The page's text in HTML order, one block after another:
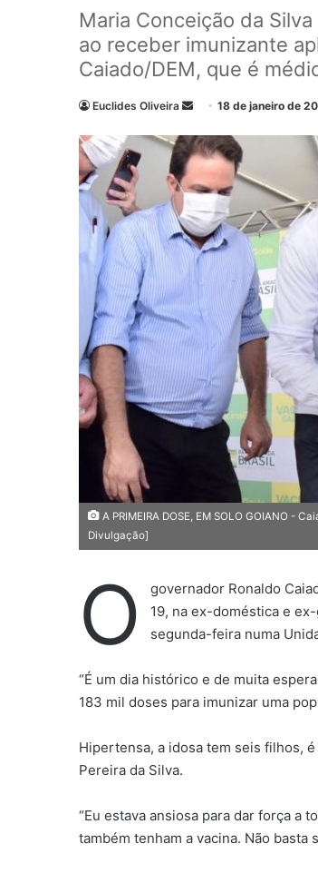
Maria Conceição da
ao receber imunizante
Caiado/DEM, que é
Euclides Oliveira
n
d
e
u
m
e
18 de janeiro de
A PRIMEIRA DOSE, EM SOLO GOIANO -
Divulgação]
O
governador Ronaldo
19, na ex-doméstica e
segunda-feira numa
“É um dia histórico e de muita
183 mil doses para imunizar uma
Hipertensa, a idosa tem seis filhos,
Pereira da Silva.
“Eu estava ansiosa para dar força a
também tenham a vacina. Não basta